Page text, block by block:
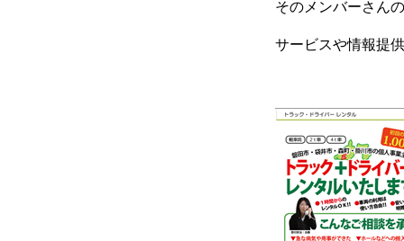
そのメンバーさん
サービスや情報提